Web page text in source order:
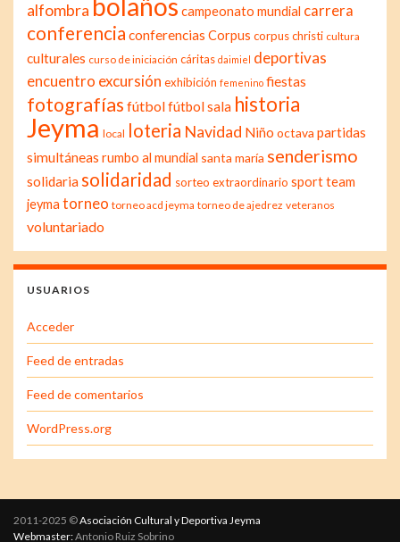
alfombra campeonato mundial carrera
conferencia conferencias Corpus corpus christi cultura
culturales curso de iniciación cáritas daimiel deportivas
encuentro excursión exhibición femenino fiestas
fotografías fútbolfútbol sala historia
Jeyma local loteria Navidad Niño octava partidas
simultáneas rumbo al mundial santa maría senderismo
solidaria solidaridad sorteo extraordinario sport team
jeyma torneo torneo acd jeyma torneo de ajedrez veteranos
voluntariado
USUARIOS
Acceder
Feed de entradas
Feed de comentarios
WordPress.org
2011-2025 ©Asociación Cultural y Deportiva Jeyma
Webmaster:Antonio Ruiz Sobrino